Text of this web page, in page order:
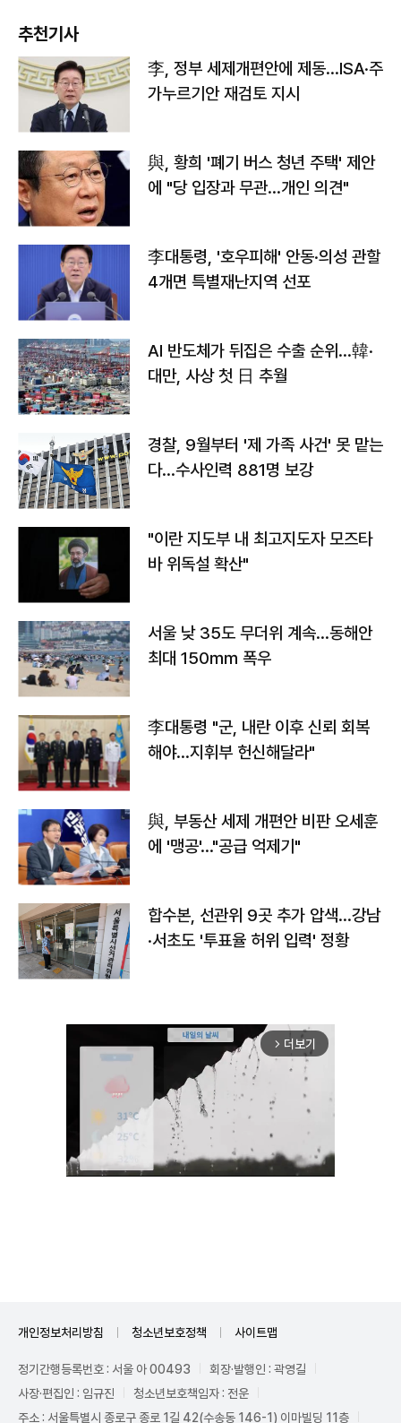
추천기사
李, 정부 세제개편안에 제동…ISA·주
가누르기안 재검토 지시
與, 황희 '폐기 버스 청년 주택' 제안
에 "당 입장과 무관…개인 의견"
李대통령, '호우피해' 안동·의성 관할
4개면 특별재난지역 선포
AI 반도체가 뒤집은 수출 순위…韓·
대만, 사상 첫 日 추월
경찰, 9월부터 '제 가족 사건' 못 맡는
다…수사인력 881명 보강
"이란 지도부 내 최고지도자 모즈타
바 위독설 확산"
서울 낮 35도 무더위 계속…동해안
최대 150㎜ 폭우
李대통령 "군, 내란 이후 신뢰 회복
해야…지휘부 헌신해달라"
與, 부동산 세제 개편안 비판 오세훈
에 '맹공'…"공급 억제기"
합수본, 선관위 9곳 추가 압색…강남
·서초도 '투표율 허위 입력' 정황
arrow_forward_ios 더보기
개인정보처리방침 청소년보호정책 사이트맵
정기간행등록번호 : 서울 아 00493
회장·발행인 : 곽영길
사장·편집인 : 임규진
청소년보호책임자 : 전운
주소 : 서울특별시 종로구 종로 1길 42(수송동 146-1) 이마빌딩 11층